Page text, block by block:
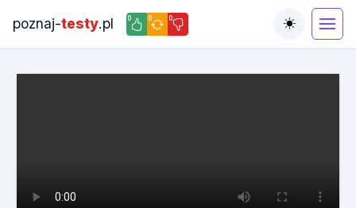
poznaj-testy.pl 0 0 0
Toggle